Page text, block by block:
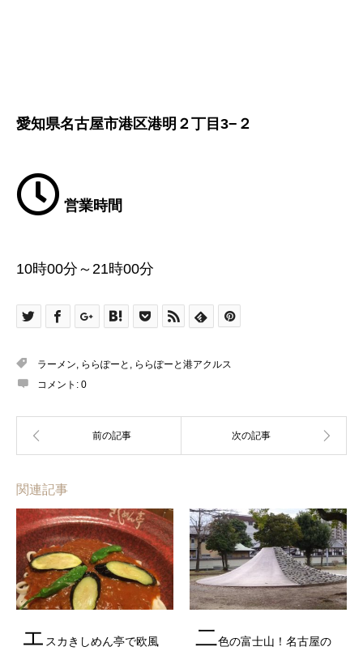
愛知県名古屋市港区港明２丁目3−２
営業時間
10時00分～21時00分
ラーメン, ららぽーと , ららぽーと港アクルス
コメント: 0
関連記事
エ スカきしめん亭で欧風
二色の富士山！名古屋の